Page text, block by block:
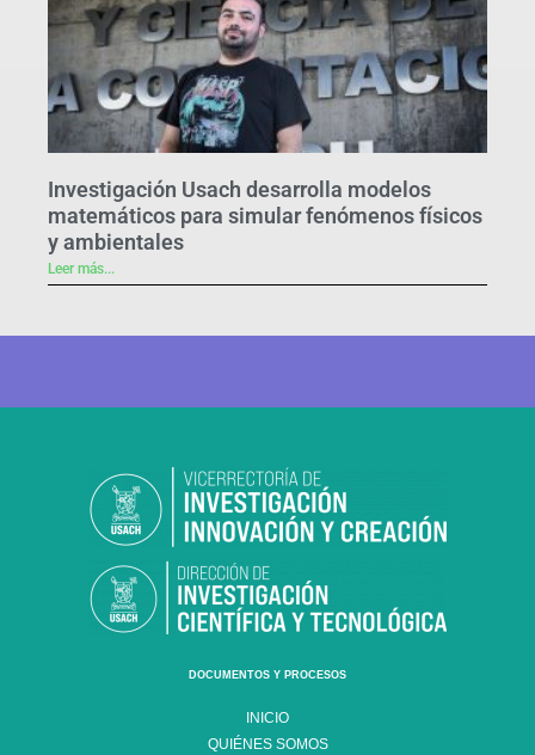
Investigación Usach desarrolla modelos
matemáticos para simular fenómenos físicos
y ambientales
Leer más...
DOCUMENTOS Y PROCESOS
INICIO
QUIÉNES SOMOS